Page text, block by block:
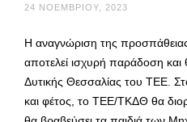
24 ΝΟΕΜΒΡΊΟΥ, 2023
H αναγνώριση της
αποτελεί ισχυρή παράδοση και
Δυτικής Θεσσαλίας του ΤΕΕ.
και φέτος, το ΤΕΕ/ΤΚΔΘ θα